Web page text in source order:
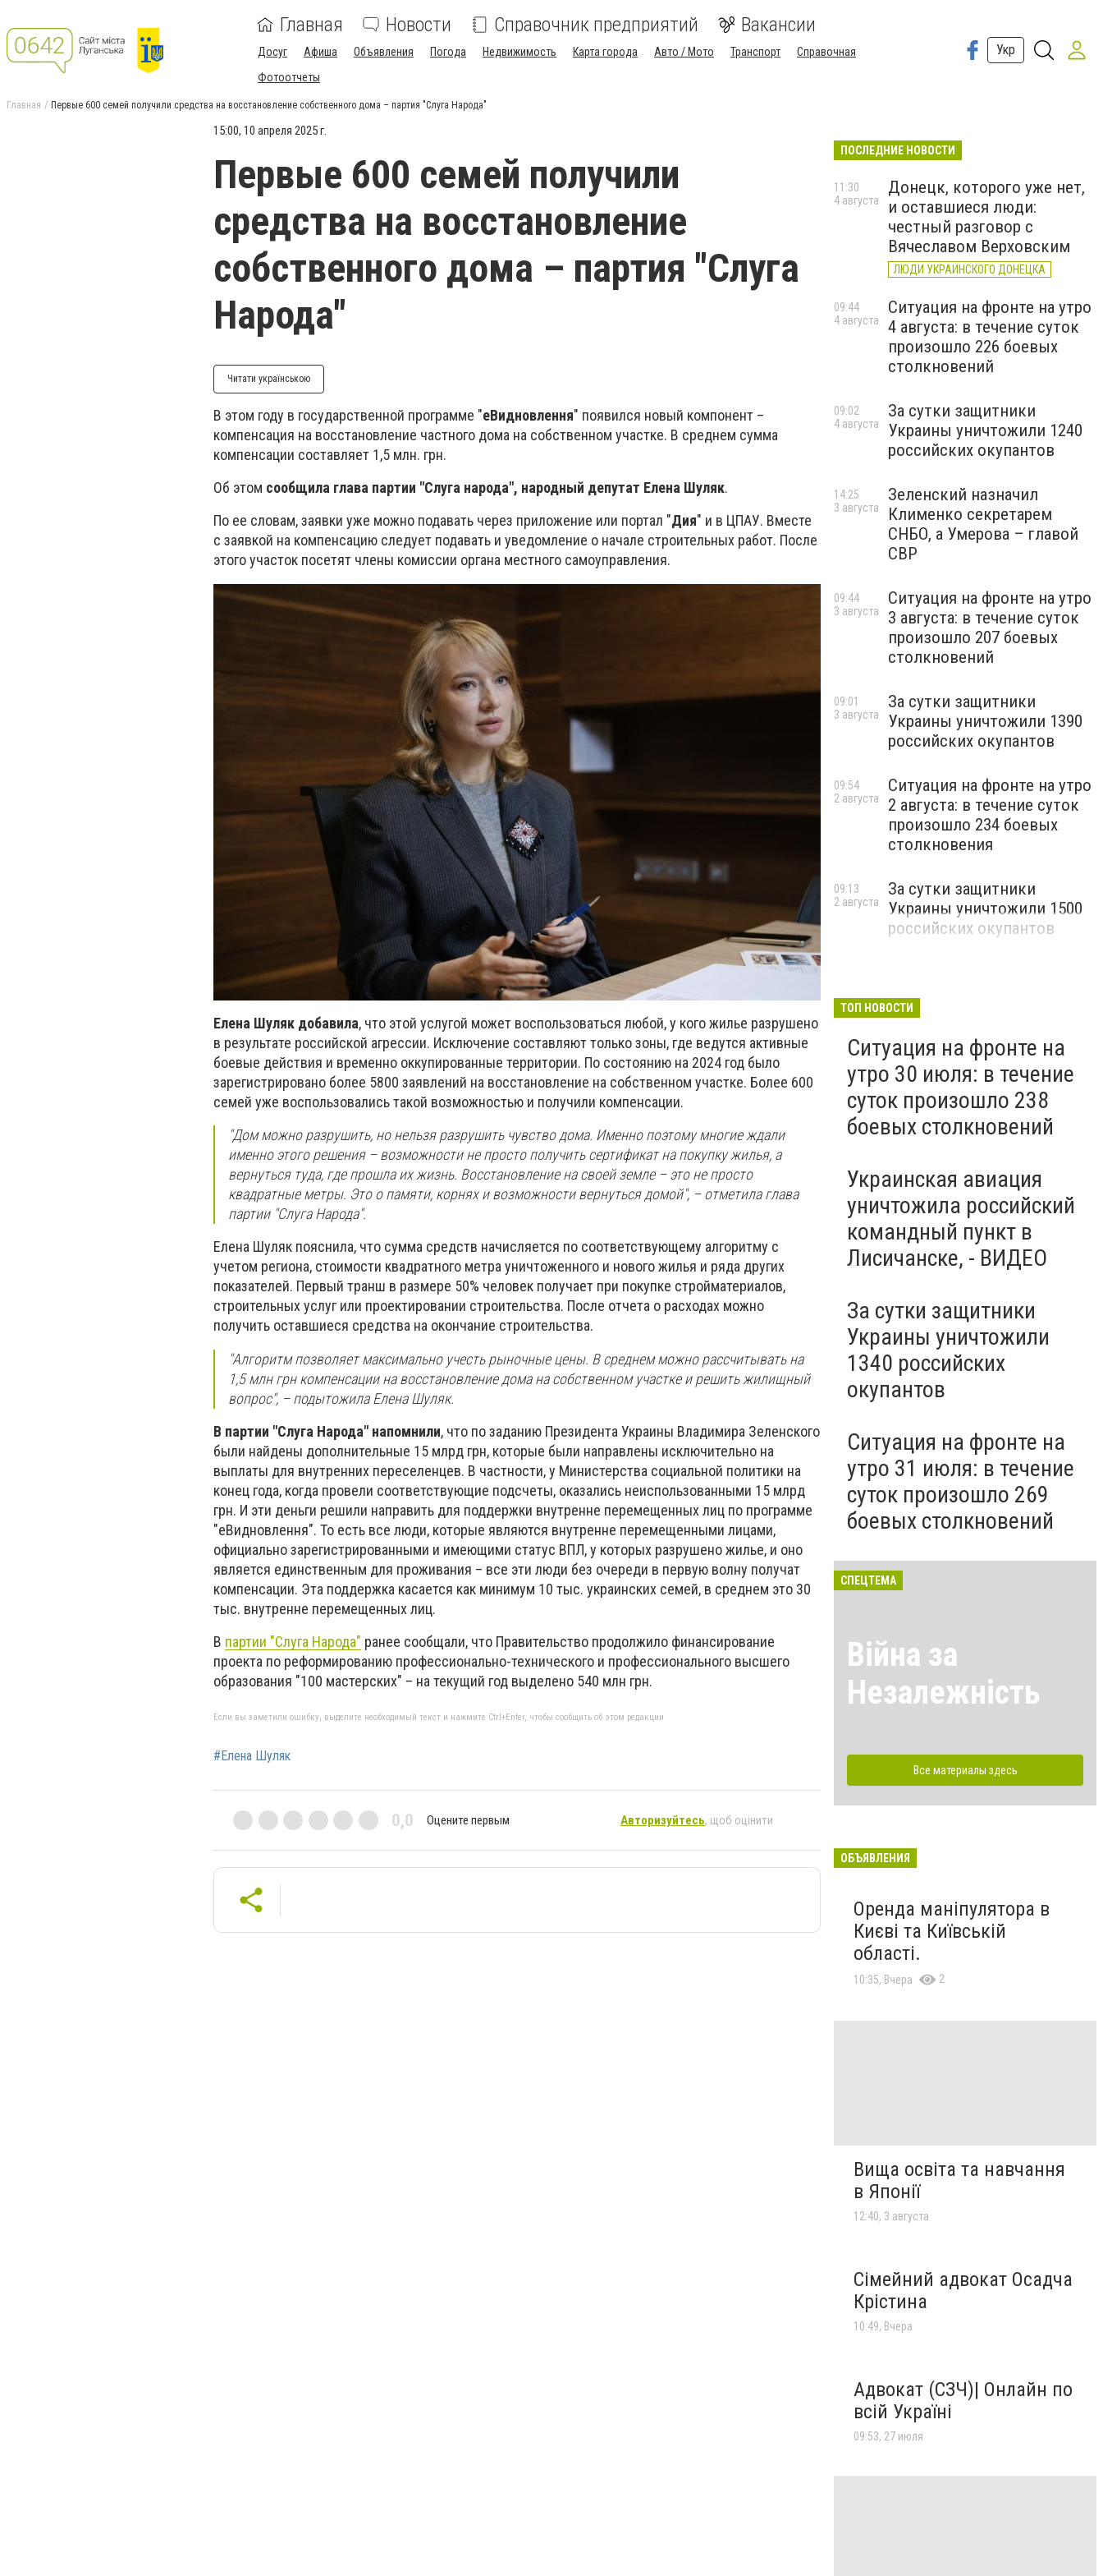
Главная Новости Справочник предприятий Вакансии
Досуг Афиша Объявления Погода Недвижимость Карта города Авто / Мото Транспорт
Справочная
Фотоотчеты
Укр
Главная Первые 600 семей получили средства на восстановление собственного дома – партия "Слуга Народа"
15:00, 10 апреля 2025 г.
Первые 600 семей получили
средства на восстановление
собственного дома – партия "Слуга
Народа"
Читати українською
В этом году в государственной программе "еВидновлення" появился новый компонент –
компенсация на восстановление частного дома на собственном участке. В среднем сумма
компенсации составляет 1,5 млн. грн.
Об этом сообщила глава партии "Слуга народа", народный депутат Елена Шуляк.
По ее словам, заявки уже можно подавать через приложение или портал "Дия" и в ЦПАУ. Вместе
с заявкой на компенсацию следует подавать и уведомление о начале строительных работ. После
этого участок посетят члены комиссии органа местного самоуправления.
Елена Шуляк добавила, что этой услугой может воспользоваться любой, у кого жилье разрушено
в результате российской агрессии. Исключение составляют только зоны, где ведутся активные
боевые действия и временно оккупированные территории. По состоянию на 2024 год было
зарегистрировано более 5800 заявлений на восстановление на собственном участке. Более 600
семей уже воспользовались такой возможностью и получили компенсации.
"Дом можно разрушить, но нельзя разрушить чувство дома. Именно поэтому многие ждали
именно этого решения – возможности не просто получить сертификат на покупку жилья, а
вернуться туда, где прошла их жизнь. Восстановление на своей земле – это не просто
квадратные метры. Это о памяти, корнях и возможности вернуться домой", – отметила глава
партии "Слуга Народа".
Елена Шуляк пояснила, что сумма средств начисляется по соответствующему алгоритму с
учетом региона, стоимости квадратного метра уничтоженного и нового жилья и ряда других
показателей. Первый транш в размере 50% человек получает при покупке стройматериалов,
строительных услуг или проектировании строительства. После отчета о расходах можно
получить оставшиеся средства на окончание строительства.
"Алгоритм позволяет максимально учесть рыночные цены. В среднем можно рассчитывать на
1,5 млн грн компенсации на восстановление дома на собственном участке и решить жилищный
вопрос", – подытожила Елена Шуляк.
В партии "Слуга Народа" напомнили, что по заданию Президента Украины Владимира Зеленского
были найдены дополнительные 15 млрд грн, которые были направлены исключительно на
выплаты для внутренних переселенцев. В частности, у Министерства социальной политики на
конец года, когда провели соответствующие подсчеты, оказались неиспользованными 15 млрд
грн. И эти деньги решили направить для поддержки внутренне перемещенных лиц по программе
"еВидновлення". То есть все люди, которые являются внутренне перемещенными лицами,
официально зарегистрированными и имеющими статус ВПЛ, у которых разрушено жилье, и оно
является единственным для проживания – все эти люди без очереди в первую волну получат
компенсации. Эта поддержка касается как минимум 10 тыс. украинских семей, в среднем это 30
тыс. внутренне перемещенных лиц.
В партии "Слуга Народа" ранее сообщали, что Правительство продолжило финансирование
проекта по реформированию профессионально-технического и профессионального высшего
образования "100 мастерских" – на текущий год выделено 540 млн грн.
Если вы заметили ошибку, выделите необходимый текст и нажмите Ctrl+Enter, чтобы сообщить об этом редакции
#Елена Шуляк
0,0 Оцените первым Авторизуйтесь, щоб оцінити
ПОСЛЕДНИЕ НОВОСТИ
Донецк, которого уже нет,
и оставшиеся люди:
честный разговор с
Вячеславом Верховским
ЛЮДИ УКРАИНСКОГО ДОНЕЦКА
11:30
4 августа
Ситуация на фронте на утро
4 августа: в течение суток
произошло 226 боевых
столкновений
09:44
4 августа
За сутки защитники
Украины уничтожили 1240
российских окупантов
09:02
4 августа
Зеленский назначил
Клименко секретарем
СНБО, а Умерова – главой
СВР
14:25
3 августа
Ситуация на фронте на утро
3 августа: в течение суток
произошло 207 боевых
столкновений
09:44
3 августа
За сутки защитники
Украины уничтожили 1390
российских окупантов
09:01
3 августа
Ситуация на фронте на утро
2 августа: в течение суток
произошло 234 боевых
столкновения
09:54
2 августа
За сутки защитники
Украины уничтожили 1500
российских окупантов
09:13
2 августа
ТОП НОВОСТИ
Ситуация на фронте на
утро 30 июля: в течение
суток произошло 238
боевых столкновений
Украинская авиация
уничтожила российский
командный пункт в
Лисичанске, - ВИДЕО
За сутки защитники
Украины уничтожили
1340 российских
окупантов
Ситуация на фронте на
утро 31 июля: в течение
суток произошло 269
боевых столкновений
СПЕЦТЕМА
Війна за
Незалежність
Все материалы здесь
ОБЪЯВЛЕНИЯ
Оренда маніпулятора в
Києві та Київській
області.
10:35, Вчера 2
Вища освіта та навчання
в Японії
12:40, 3 августа
Сімейний адвокат Осадча
Крістина
10:49, Вчера
Адвокат (СЗЧ)| Онлайн по
всій Україні
09:53, 27 июля